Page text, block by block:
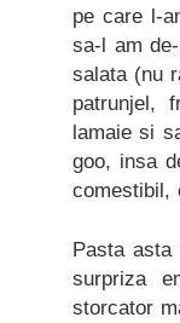
pe care l-
sa-l am
salata (nu
patrunjel,
lamaie si
goo, insa
comestibil,
Pasta
surpriza
storcator